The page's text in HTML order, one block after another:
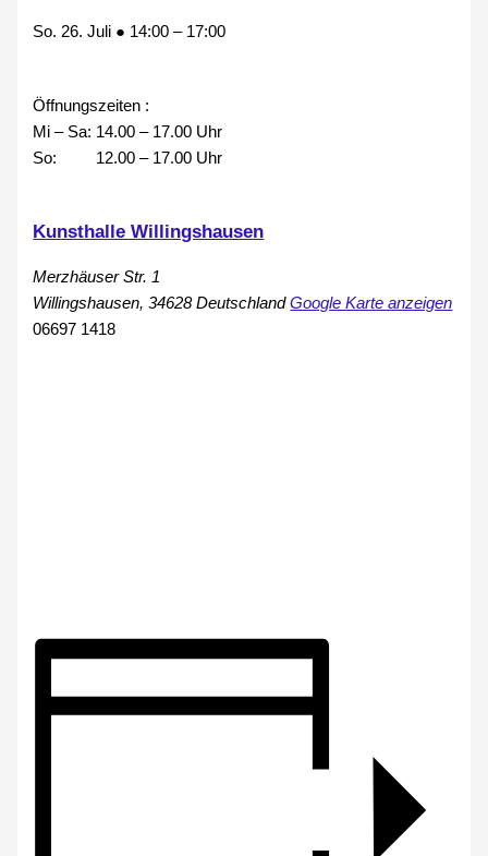
So. 26. Juli ● 14:00– 17:00
Öffnungszeiten :
Mi – Sa: 14.00 – 17.00 Uhr
So: 12.00 – 17.00 Uhr
Kunsthalle Willingshausen
Merzhäuser Str. 1
Willingshausen, 34628 Deutschland Google Karte anzeigen
06697 1418